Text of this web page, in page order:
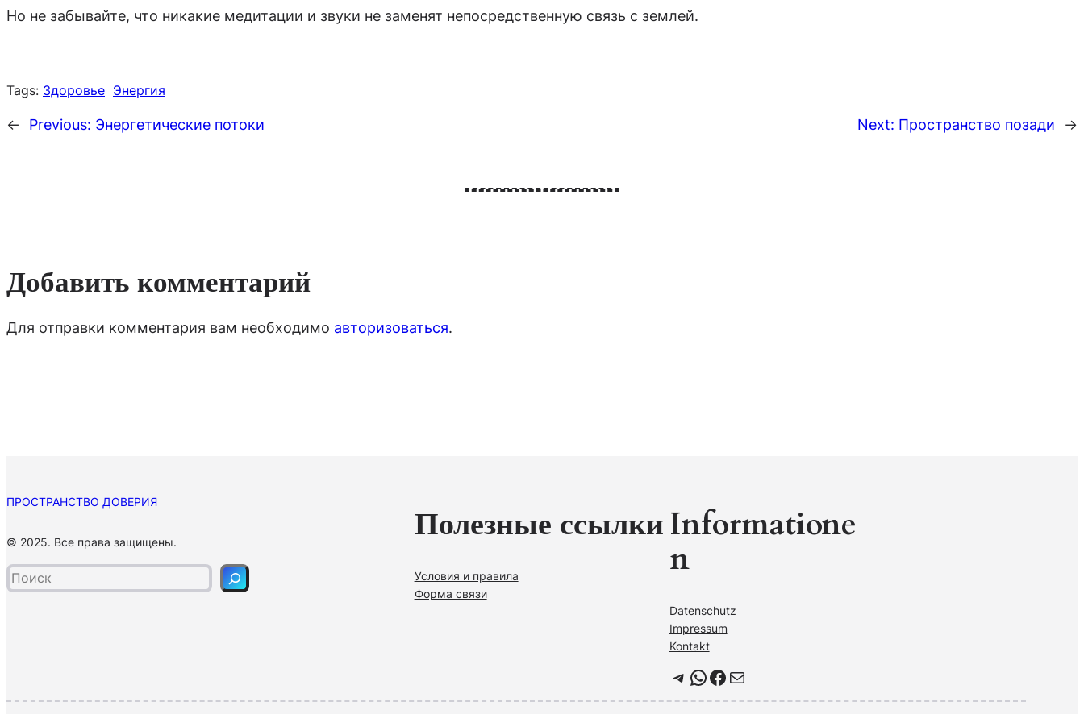
Но не забывайте, что никакие медитации и звуки не заменят непосредственную связь с землей.
Tags: Здоровье Энергия
← Previous: Энергетические потоки Next: Пространство позади →
Добавить комментарий
Для отправки комментария вам необходимо авторизоваться.
ПРОСТРАНСТВО ДОВЕРИЯ
© 2025. Все права защищены.
о
и
Полезные ссылки
Условия и правила
Форма связи
Informatione
n
Datenschutz
Impressum
Kontakt
Telegram WhatsApp Facebook Почта